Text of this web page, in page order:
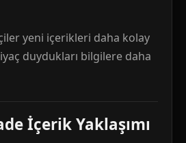
yeni içerikleri daha kolay
duydukları bilgilere daha
İçerik Yaklaşımı